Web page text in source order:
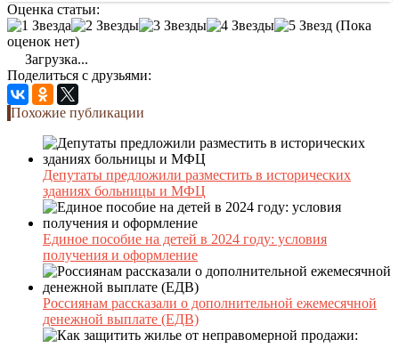
Оценка статьи:
(Пока
оценок нет)
Загрузка...
Поделиться с друзьями:
Похожие публикации
Депутаты предложили разместить в исторических
зданиях больницы и МФЦ
Единое пособие на детей в 2024 году: условия
получения и оформление
Россиянам рассказали о дополнительной ежемесячной
денежной выплате (ЕДВ)